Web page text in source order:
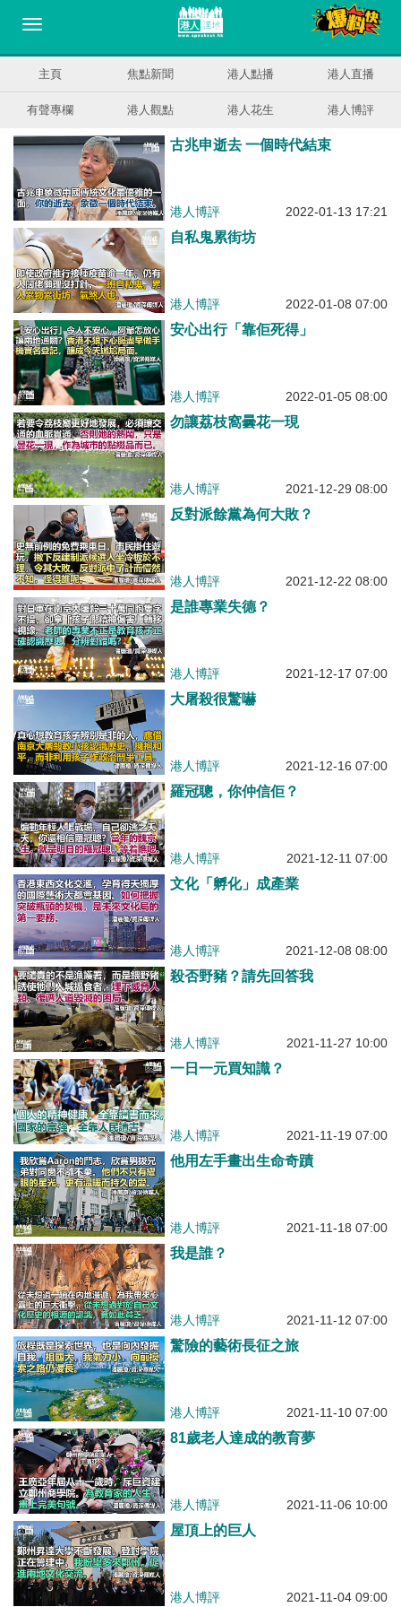
主頁 焦點新聞 港人點播 港人直播
有聲專欄 港人觀點 港人花生 港人博評
古兆申逝去 一個時代結束
港人博評 2022-01-13 17:21
自私鬼累街坊
港人博評 2022-01-08 07:00
安心出行「靠佢死得」
港人博評 2022-01-05 08:00
勿讓荔枝窩曇花一現
港人博評 2021-12-29 08:00
反對派餘黨為何大敗？
港人博評 2021-12-22 08:00
是誰專業失德？
港人博評 2021-12-17 07:00
大屠殺很驚嚇
港人博評 2021-12-16 07:00
羅冠聰，你仲信佢？
港人博評 2021-12-11 07:00
文化「孵化」成產業
港人博評 2021-12-08 08:00
殺否野豬？請先回答我
港人博評 2021-11-27 10:00
一日一元買知識？
港人博評 2021-11-19 07:00
他用左手畫出生命奇蹟
港人博評 2021-11-18 07:00
我是誰？
港人博評 2021-11-12 07:00
驚險的藝術長征之旅
港人博評 2021-11-10 07:00
81歲老人達成的教育夢
港人博評 2021-11-06 10:00
屋頂上的巨人
港人博評 2021-11-04 09:00